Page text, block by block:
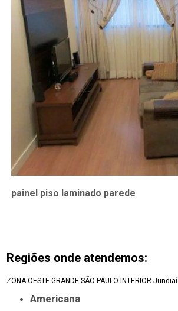
painel piso laminado parede
Regiões onde atendemos:
ZONA OESTE GRANDE SÃO PAULO INTERIOR Jundiaí
Americana